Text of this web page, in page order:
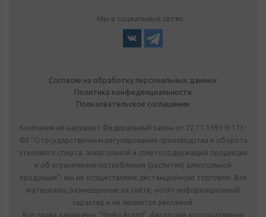
Мы в социальных сетях:
Согласие на обработку персональных данных
Политика конфиденциальности
Пользовательское соглашение
Компания не нарушает Федеральный закон от 22.11.1995 N 171-
ФЗ "О государственном регулировании производства и оборота
этилового спирта, алкогольной и спиртосодержащей продукции
и об ограничении потребления (распития) алкогольной
продукции": мы не осуществляем дистанционную торговлю. Все
материалы, размещенные на сайте, носят информационный
характер и не являются рекламой.
Все права защищены "Shoko Brand". Авторские корпоративные